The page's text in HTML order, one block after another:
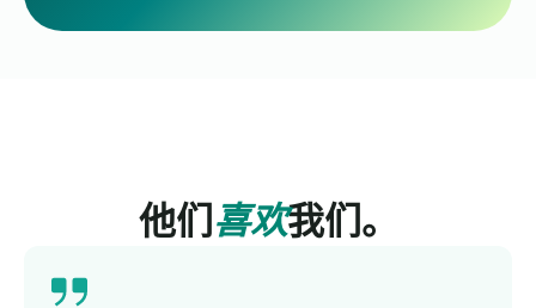
他们 喜欢我们。